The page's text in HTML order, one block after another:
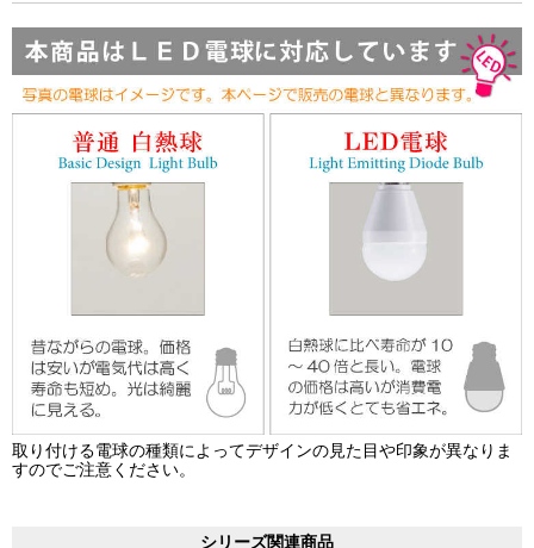
取り付ける電球の種類によってデザインの見た目や印象が異なりま
すのでご注意ください。
シリーズ関連商品